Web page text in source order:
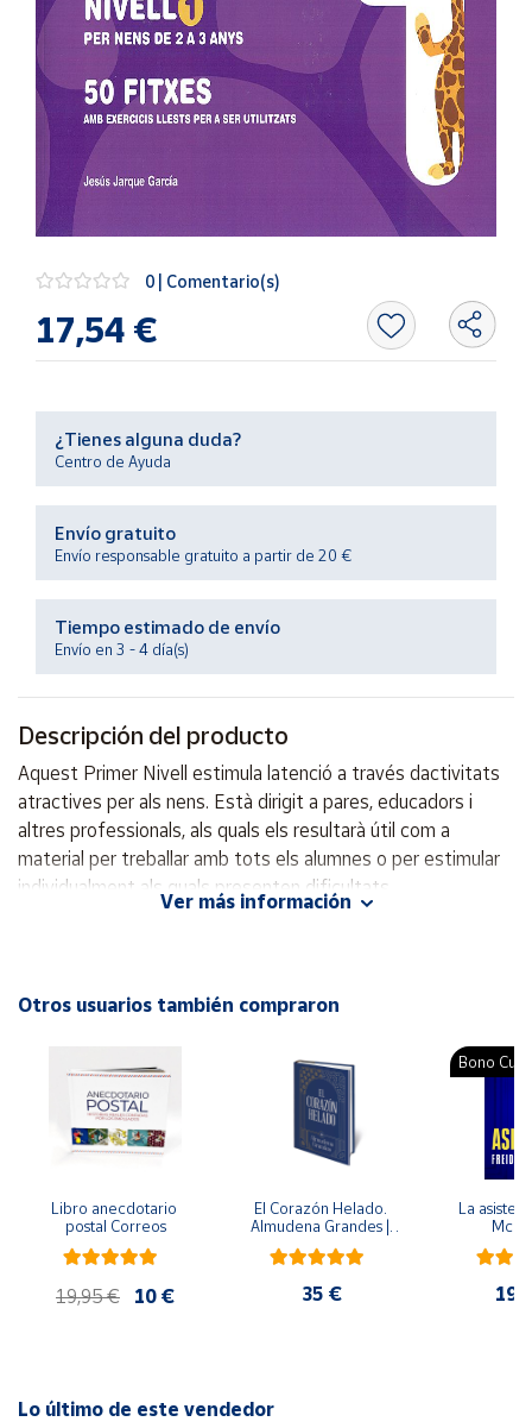
Más
populares
Bono
Nuestros
vendedores
novedades
de Correos
Market
Ayuda
Centro
de ayuda
Contacto
Mapa de
vendedores
Hazte
Área
vendedor
Área
Ubicación
Baleares
Canarias,
Melilla
0 | Comentario(s)
17,54 €
¿Tienes alguna duda?
Centro de Ayuda
Envío gratuito
Envío responsable gratuito a partir de 20 €
Tiempo estimado de envío
Envío en 3 - 4 día(s)
Descripción del producto
Aquest Primer Nivell estimula latenció a través dactivitats
atractives per als nens. Està dirigit a pares, educadors i
altres professionals, als quals els resultarà útil com a
material per treballar amb tots els alumnes o per estimular
individualment als quals presenten dificultats.
ISBN: 9788498960808
Ver más información
Otros usuarios también compraron
Libro anecdotario
postal Correos
19,95 € 10 €
El Corazón Helado.
Almudena Grandes |
Edición especial de
lujo | Libro con sello y
35 €
Bono
La
Lo último de este vendedor